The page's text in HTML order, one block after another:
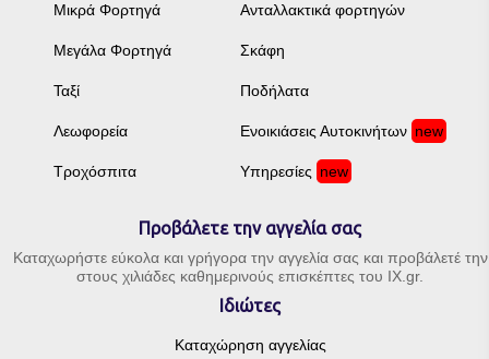
Μικρά Φορτηγά
Μεγάλα Φορτηγά
Ταξί
Λεωφορεία
Τροχόσπιτα
Ανταλλακτικά φορτηγών
Σκάφη
Ποδήλατα
Ενοικιάσεις Αυτοκινήτων new
Υπηρεσίες new
Προβάλετε την αγγελία σας
Καταχωρήστε εύκολα και γρήγορα την αγγελία σας και προβάλετέ την
στους χιλιάδες καθημερινούς επισκέπτες του IX.gr.
Ιδιώτες
Καταχώρηση αγγελίας